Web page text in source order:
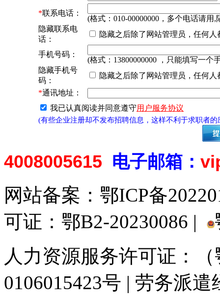
*联系电话：
(格式：010-00000000，多个电话请用,
隐藏联系电
话：
隐藏之后除了网站管理员，任何
手机号码：
(格式：13800000000 ，只能填写一个
隐藏手机号
码：
隐藏之后除了网站管理员，任何
*通讯地址：
我已认真阅读并同意遵守用户服务协议
(有些企业注册却不发布招聘信息，这样不利于求职者
4008005615 电子邮箱：
网站备案： 鄂ICP备
可证：鄂B2-20230086 |
人力资源服务许可证：
0106015423号 | 劳务派